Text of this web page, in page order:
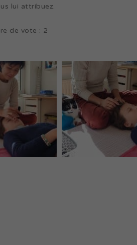
lui attribuez.
de vote : 2